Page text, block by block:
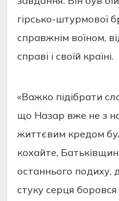
гірсько-штурмової
справжнім воїном,
справі і своїй країні.
«Важко підібрати
що Назар вже не з
життєвим кредом
кохайте,
останнього подиху,
стуку серця